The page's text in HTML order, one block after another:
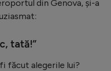
din Genova, și-a
tată!”
făcut alegerile lui?